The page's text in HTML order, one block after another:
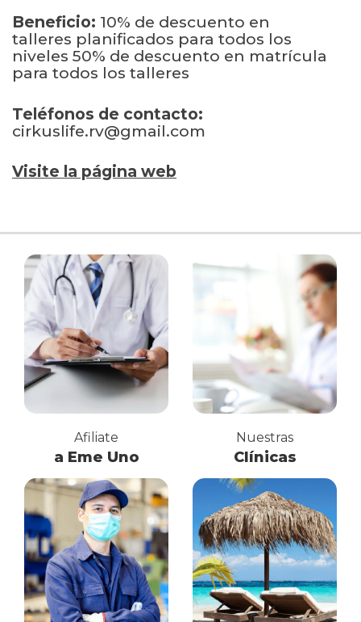
Beneficio: 10% de descuento en
talleres planificados para todos los
niveles 50% de descuento en matrícula
para todos los talleres
Teléfonos de contacto:
cirkuslife.rv@gmail.com
Visite la página web
Afiliate
a Eme Uno
Nuestras
Clínicas